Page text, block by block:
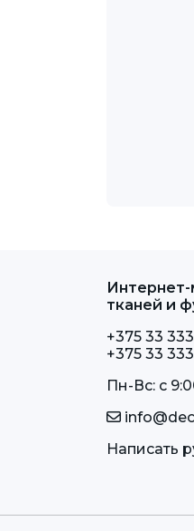
Интернет-
тканей и
+375 33
+375 33
Пн-Вс: c
Написать